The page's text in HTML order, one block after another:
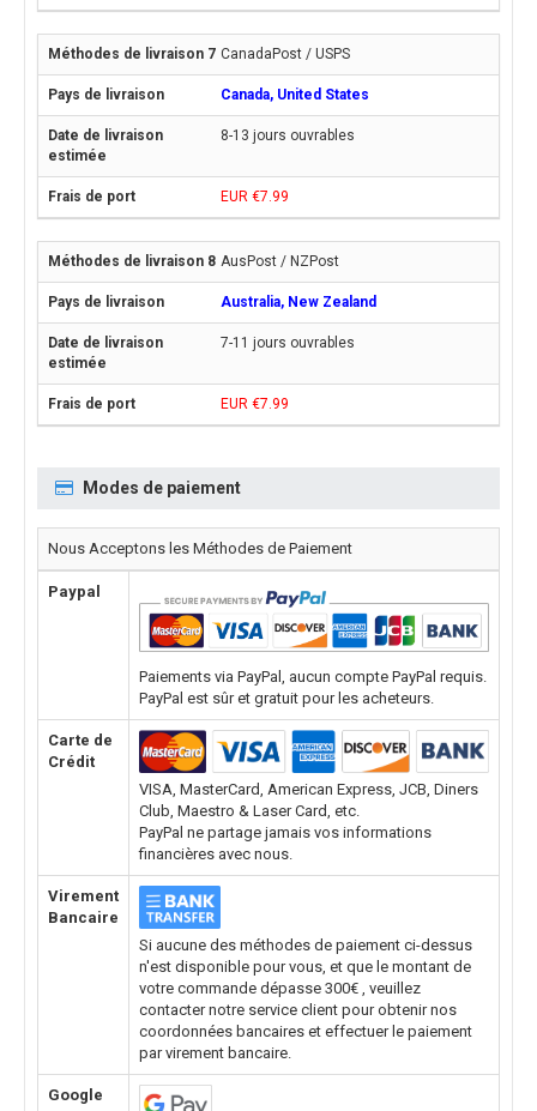
CanadaPost / USPS
Canada, United States
8-13 jours ouvrables
EUR €7.99
AusPost / NZPost
Australia, New Zealand
7-11 jours ouvrables
EUR €7.99
Modes de paiement
Nous Acceptons les Méthodes de Paiement
Paypal
Paiements via PayPal, aucun compte PayPal requis.
PayPal est sûr et gratuit pour les acheteurs.
Carte de
Crédit
VISA, MasterCard, American Express, JCB, Diners
Club, Maestro & Laser Card, etc.
PayPal ne partage jamais vos informations
financières avec nous.
Virement
Bancaire
Si aucune des méthodes de paiement ci-dessus
n'est disponible pour vous, et que le montant de
votre commande dépasse 300€ , veuillez
contacter notre service client pour obtenir nos
coordonnées bancaires et effectuer le paiement
par virement bancaire.
Google